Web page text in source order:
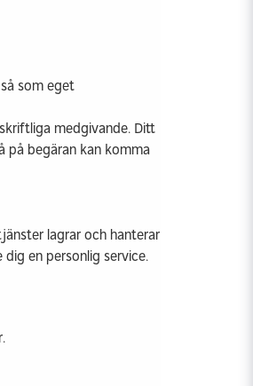
som eget
medgivande. Ditt
på begäran kan komma
lagrar och hanterar
en personlig service.